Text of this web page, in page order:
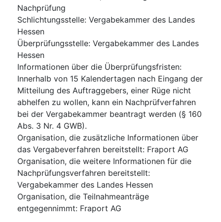
Nachprüfung
Schlichtungsstelle: Vergabekammer des Landes
Hessen
Überprüfungsstelle: Vergabekammer des Landes
Hessen
Informationen über die Überprüfungsfristen:
Innerhalb von 15 Kalendertagen nach Eingang der
Mitteilung des Auftraggebers, einer Rüge nicht
abhelfen zu wollen, kann ein Nachprüfverfahren
bei der Vergabekammer beantragt werden (§ 160
Abs. 3 Nr. 4 GWB).
Organisation, die zusätzliche Informationen über
das Vergabeverfahren bereitstellt: Fraport AG
Organisation, die weitere Informationen für die
Nachprüfungsverfahren bereitstellt:
Vergabekammer des Landes Hessen
Organisation, die Teilnahmeanträge
entgegennimmt: Fraport AG